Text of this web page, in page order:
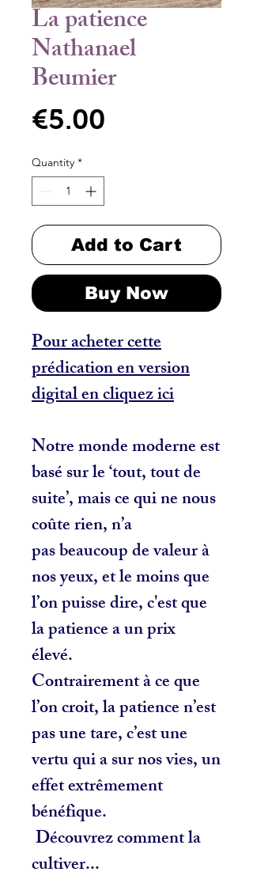
La patience
Nathanael
Beumier
€5.00
Quantity *
Add to Cart
Buy Now
Pour acheter cette
prédication en version
digital en cliquez ici
Notre monde moderne est
basé sur le ‘tout, tout de
suite’, mais ce qui ne nous
coûte rien, n’a
pas beaucoup de valeur à
nos yeux, et le moins que
l’on puisse dire, c'est que
la patience a un prix
élevé.
Contrairement à ce que
l’on croit, la patience n’est
pas une tare, c’est une
vertu qui a sur nos vies, un
effet extrêmement
bénéfique.
Découvrez comment la
cultiver...